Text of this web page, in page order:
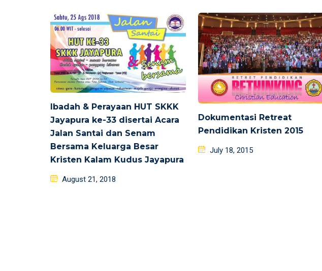
Ibadah & Perayaan HUT SKKK
Jayapura ke-33 disertai Acara
Jalan Santai dan Senam
Bersama Keluarga Besar
Kristen Kalam Kudus Jayapura
Posted
August 21, 2018
Dokumentasi Retreat
Pendidikan Kristen 2015
Posted
July 18, 2015